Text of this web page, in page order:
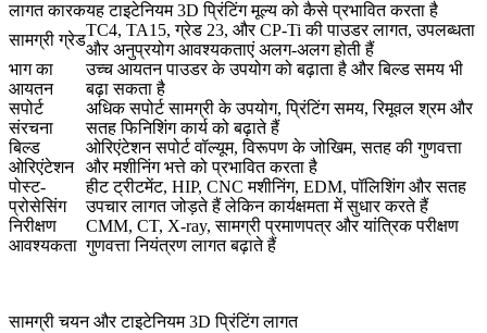
लागत कारकयह टाइटेनियम 3D प्रिंटिंग मूल्य को कैसे प्रभावित करता है
सामग्री ग्रेड
TC4, TA15, ग्रेड 23, और CP-Ti की पाउडर लागत, उपलब्धता
और अनुप्रयोग आवश्यकताएं अलग-अलग होती हैं
भाग का
आयतन
उच्च आयतन पाउडर के उपयोग को बढ़ाता है और बिल्ड समय भी
बढ़ा सकता है
सपोर्ट
संरचना
अधिक सपोर्ट सामग्री के उपयोग, प्रिंटिंग समय, रिमूवल श्रम और
सतह फिनिशिंग कार्य को बढ़ाते हैं
बिल्ड
ओरिएंटेशन
ओरिएंटेशन सपोर्ट वॉल्यूम, विरूपण के जोखिम, सतह की गुणवत्ता
और मशीनिंग भत्ते को प्रभावित करता है
पोस्ट-
प्रोसेसिंग
हीट ट्रीटमेंट, HIP, CNC मशीनिंग, EDM, पॉलिशिंग और सतह
उपचार लागत जोड़ते हैं लेकिन कार्यक्षमता में सुधार करते हैं
निरीक्षण
आवश्यकता
CMM, CT, X-ray, सामग्री प्रमाणपत्र और यांत्रिक परीक्षण
गुणवत्ता नियंत्रण लागत बढ़ाते हैं
सामग्री चयन और टाइटेनियम 3D प्रिंटिंग लागत